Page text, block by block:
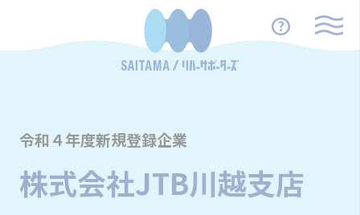
令和４年度新規登録企業
株式会社JTB川越支店